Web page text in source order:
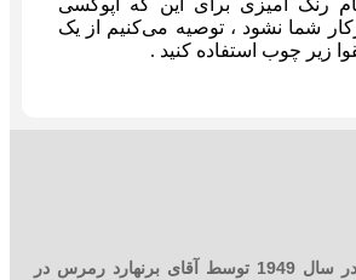
رنگ‌ آمیزی برای این که اپوکسی
شما نشود ، توصیه می‌کنیم از یک
زیر چوب استفاده کنید .
کارخانه رنگ رمرس در سال 1949 توسط آقای برنهارد رمرس در